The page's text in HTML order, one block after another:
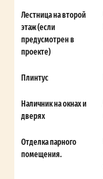
Лестница на второй
этаж (если
предусмотрен в
проекте)
Плинтус
Наличник на окнах и
дверях
Отделка парного
помещения.